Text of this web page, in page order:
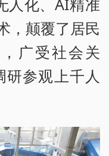
人化、AI精准
，颠覆了居民
广受社会关
参观上千人